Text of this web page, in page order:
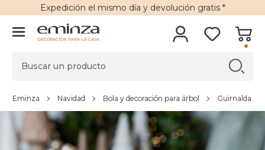
Expedición el mismo día y devolución gratis*
DECORACIÓN PARA LA CASA
Eminza Navidad Bola y decoración para árbol Guirnalda